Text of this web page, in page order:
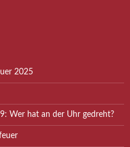
2025
Wer hat an der Uhr gedreht?